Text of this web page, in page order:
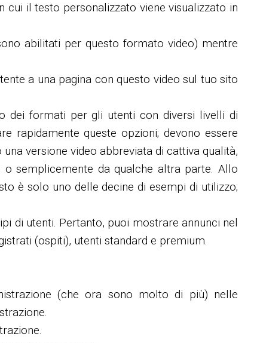
il testo personalizzato viene visualizzato in
abilitati per questo formato video) mentre
a una pagina con questo video sul tuo sito
dei formati per gli utenti con diversi livelli di
rapidamente queste opzioni; devono essere
versione video abbreviata di cattiva qualità,
semplicemente da qualche altra parte. Allo
è solo uno delle decine di esempi di utilizzo;
di utenti. Pertanto, puoi mostrare annunci nel
(ospiti), utenti standard e premium.
(che ora sono molto di più) nelle